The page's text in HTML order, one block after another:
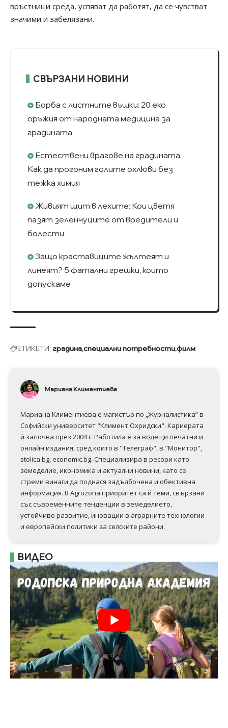
връстници среда, успяват да работят, да се чувстват
значими и забелязани.
СВЪРЗАНИ НОВИНИ
Борба с листните въшки: 20 еко
оръжия от народната медицина за
градината
Естествени врагове на градината:
Как да прогоним голите охлюви без
тежка химия
Живият щит в лехите: Кои цветя
пазят зеленчуците от вредители и
болести
Защо краставиците жълтеят и
линеят? 5 фатални грешки, които
допускаме
ЕТИКЕТИ: градинаспециални потребностифилм
Мариана Климентиева
Мариана Климентиева е магистър по „Журналистика“ в
Софийски университет "Климент Охридски". Кариерата
ѝ започва през 2004 г. Работила е за водещи печатни и
онлайн издания, сред които в."Телеграф", в."Монитор",
stolica.bg, economic.bg. Специализира в ресори като
земеделие, икономика и актуални новини, като се
стреми винаги да поднася задълбочена и обективна
информация. В Аgrozona приоритет са й теми, свързани
със съвременните тенденции в земеделието,
устойчиво развитие, иновации в аграрните технологии
и европейски политики за селските райони.
ВИДЕО